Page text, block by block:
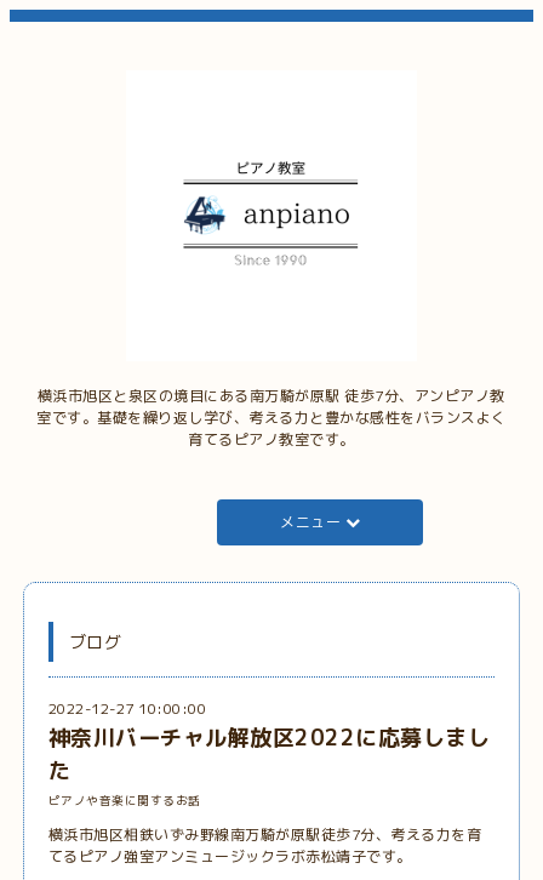
横浜市旭区と泉区の境目にある南万騎が原駅 徒歩7分、アンピアノ教
室です。基礎を繰り返し学び、考える力と豊かな感性をバランスよく
育てるピアノ教室です。
メニュー
ブログ
2022-12-27 10:00:00
神奈川バーチャル解放区2022に応募しまし
た
ピアノや音楽に関するお話
横浜市旭区相鉄いずみ野線南万騎が原駅徒歩7分、考える力を育
てるピアノ強室アンミュージックラボ赤松靖子です。